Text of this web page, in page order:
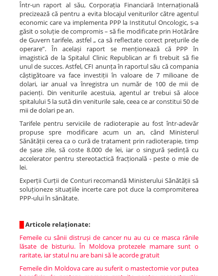
Într-un raport al său, Corporația Financiară Internațională
precizează că pentru a evita blocajul veniturilor către agentul
economic care va implementa PPP la Institutul Oncologic, s-a
găsit o soluție de compromis – să fie modificate prin Hotărâre
de Guvern tarifele, astfel „ ca să reflectate corect prețurile de
operare”. În același raport se menționează că PPP în
imagistică de la Spitalul Clinic Republican ar fi trebuit să fie
unul de succes. Astfel, CFI anunța în raportul său că compania
câștigătoare va face investiții în valoare de 7 milioane de
dolari, iar anual va înregistra un număr de 100 de mii de
pacienți. Din veniturile acestuia, agentul ar trebui să aloce
spitalului 5 la sută din veniturile sale, ceea ce ar constitui 50 de
mii de dolari pe an.
Tarifele pentru serviciile de radioterapie au fost într-adevăr
propuse spre modificare acum un an, când Ministerul
Sănătății cerea ca o cură de tratament prin radioterapie, timp
de șase zile, să coste 8.000 de lei, iar o singură ședință cu
accelerator pentru stereotactică fracțională - peste o mie de
lei.
Experții Curții de Conturi recomandă Ministerului Sănătății să
soluționeze situațiile incerte care pot duce la compromiterea
PPP-ului în sănătate.
Articole relaționate:
Femeile cu sânii distruși de cancer nu au cu ce masca rănile
lăsate de bisturiu. În Moldova protezele mamare sunt o
raritate, iar statul nu are bani să le acorde gratuit
Femeile din Moldova care au suferit o mastectomie vor putea